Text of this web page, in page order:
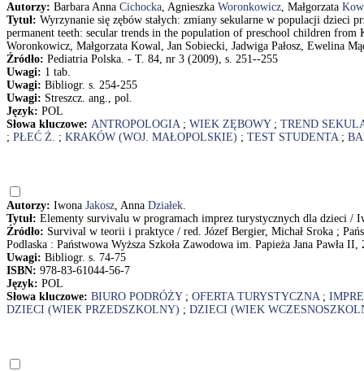
Autorzy: Barbara Anna Cichocka, Agnieszka Woronkowicz, Małgorzata
Tytuł: Wyrzynanie się zębów stałych: zmiany sekularne w populacji dzieci
permanent teeth: secular trends in the population of preschool children
Woronkowicz, Małgorzata Kowal, Jan Sobiecki, Jadwiga Pałosz, Ewelina
Źródło: Pediatria Polska. - T. 84, nr 3 (2009), s. 251--255
Uwagi: 1 tab.
Uwagi: Bibliogr. s. 254-255
Uwagi: Streszcz. ang., pol.
Język: POL
Słowa kluczowe: ANTROPOLOGIA; WIEK ZĘBOWY; TREND
; PŁEĆ Ż. ; KRAKÓW (WOJ. MAŁOPOLSKIE) ; TEST STUDENTA;
Autorzy: Iwona Jakosz, Anna Działek.
Tytuł: Elementy survivalu w programach imprez turystycznych dla dzieci /
Źródło: Survival w teorii i praktyce / red. Józef Bergier, Michał Sroka ;
Podlaska : Państwowa Wyższa Szkoła Zawodowa im. Papieża Jana Pawła
Uwagi: Bibliogr. s. 74-75
ISBN: 978-83-61044-56-7
Język: POL
Słowa kluczowe: BIURO PODRÓŻY; OFERTA TURYSTYCZNA;
DZIECI (WIEK PRZEDSZKOLNY) ; DZIECI (WIEK